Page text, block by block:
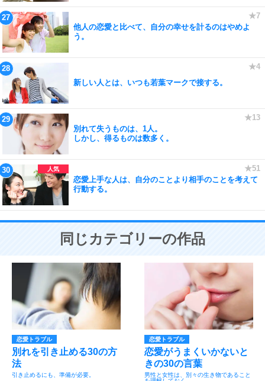
他人の恋愛と比べて、自分の幸せを計るのはやめよ
う。
新しい人とは、いつも若葉マークで接する。
別れて失うものは、1人。
しかし、得るものは数多く。
恋愛上手な人は、自分のことより相手のことを考えて
行動する。
同じカテゴリーの作品
恋愛トラブル
別れを引き止める30の方
法
引き止めるにも、準備が必要。
恋愛トラブル
恋愛がうまくいかないと
きの30の言葉
男性と女性は、別々の生き物であること